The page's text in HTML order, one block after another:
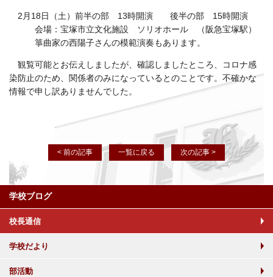
2月18日（土）前半の部 13時開演 後半の部 15時開演
会場：宝塚市立文化施設 ソリオホール （阪急宝塚駅）
箏曲家の西陽子さんの模範演奏もあります。
観覧可能とお伝えしましたが、確認しましたところ、コロナ感
染防止のため、関係者のみになっているとのことです。不確かな
情報で申し訳ありませんでした。
< 前の記事 一覧に戻る 次の記事 >
学校ブログ
校長通信
学校だより
部活動